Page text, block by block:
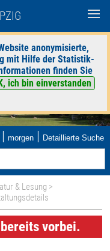
anonymisierte,
mit Hilfe der Statistik-
finden Sie
ich bin einverstanden
| morgen | Detaillierte Suche
& Lesung >
vorbei.